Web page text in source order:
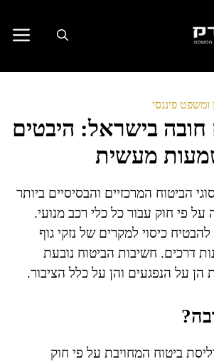
ומשפט פיננסי
חובה בישראל: היבטים
מעשית
הביטוח המרכזיים והבסיסיים ביותר
על פי חוק עבור כל כלי רכב מנועי.
כיסוי למקרים של נזקי גוף
דרכים. חשיבות הביטוח נובעת
על הנפגעים והן על כלל הציבור.
ביטוח המחויבת על פי חוק